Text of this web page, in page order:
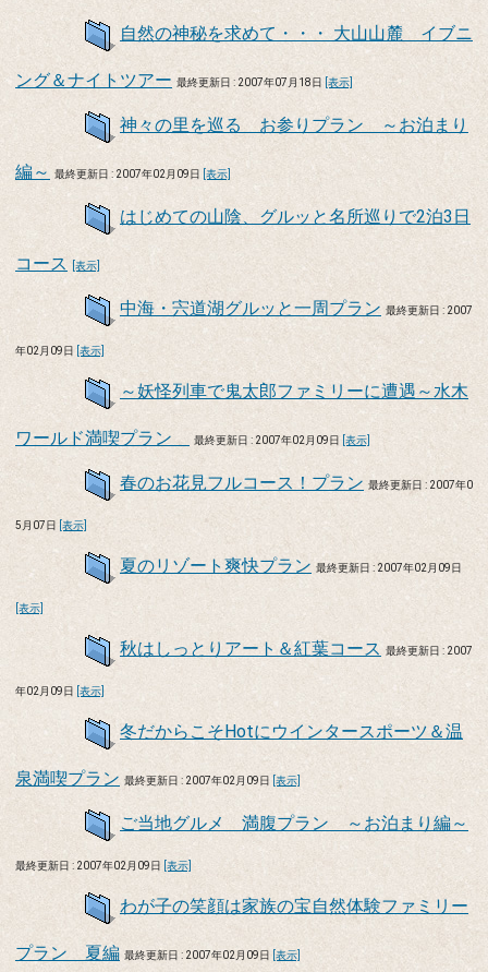
自然の神秘を求めて・・・ 大山山麓 イブニ
ング＆ナイトツアー 最終更新日 : 2007年07月18日 [表示]
神々の里を巡る お参りプラン ～お泊まり
編～ 最終更新日 : 2007年02月09日 [表示]
はじめての山陰、グルッと名所巡りで2泊3日
コース [表示]
中海・宍道湖グルッと一周プラン 最終更新日 : 2007
年02月09日 [表示]
～妖怪列車で鬼太郎ファミリーに遭遇～水木
ワールド満喫プラン 最終更新日 : 2007年02月09日 [表示]
春のお花見フルコース！プラン 最終更新日 : 2007年0
5月07日 [表示]
夏のリゾート爽快プラン 最終更新日 : 2007年02月09日
[表示]
秋はしっとりアート＆紅葉コース 最終更新日 : 2007
年02月09日 [表示]
冬だからこそHotにウインタースポーツ＆温
泉満喫プラン 最終更新日 : 2007年02月09日 [表示]
ご当地グルメ 満腹プラン ～お泊まり編～
最終更新日 : 2007年02月09日 [表示]
わが子の笑顔は家族の宝自然体験ファミリー
プラン 夏編 最終更新日 : 2007年02月09日 [表示]